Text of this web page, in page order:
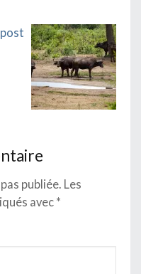
publiée. Les
avec *